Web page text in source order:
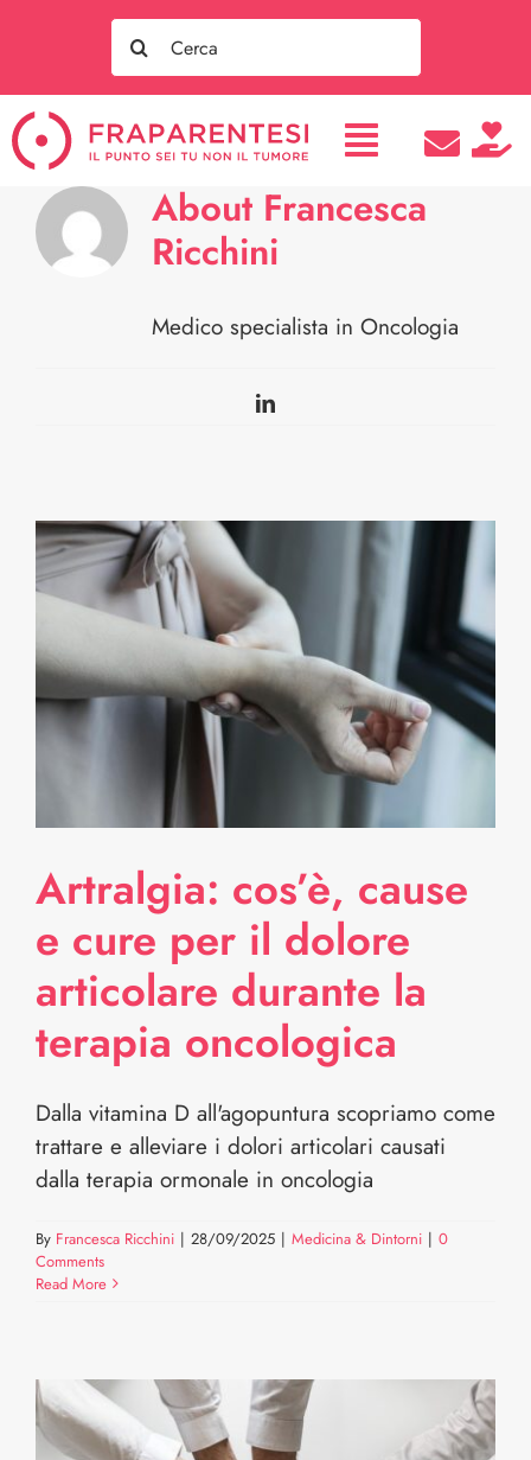
Search
for:
About Francesca
Ricchini
Medico specialista in Oncologia
LinkedIn
Artralgia: cos’è, cause
e cure per il dolore
articolare durante la
terapia oncologica
Dalla vitamina D all'agopuntura scopriamo come
trattare e alleviare i dolori articolari causati
dalla terapia ormonale in oncologia
By Francesca Ricchini | 28/09/2025 | Medicina & Dintorni | 0
Comments
Read More